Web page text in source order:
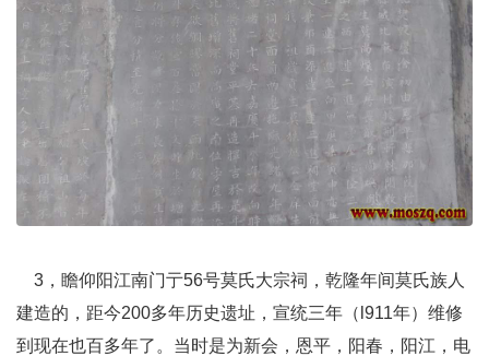
3，瞻仰阳江南门亍56号莫氏大宗祠，乾隆年间莫氏族人
建造的，距今200多年历史遗址，宣统三年（l911年）维修
到现在也百多年了。当时是为新会，恩平，阳春，阳江，电